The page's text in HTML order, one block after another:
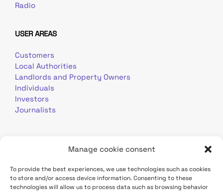
Manage cookie consent
To provide the best experiences, we use technologies such as cookies
to store and/or access device information. Consenting to these
technologies will allow us to process data such as browsing behavior
Radio
USER AREAS
Customers
Local Authorities
Landlords and Property Owners
Individuals
Investors
Journalists
Terms of use Personal data Contact